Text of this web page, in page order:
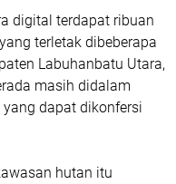
digital terdapat ribuan
terletak dibeberapa
Labuhanbatu Utara,
masih didalam
dapat dikonfersi
hutan itu